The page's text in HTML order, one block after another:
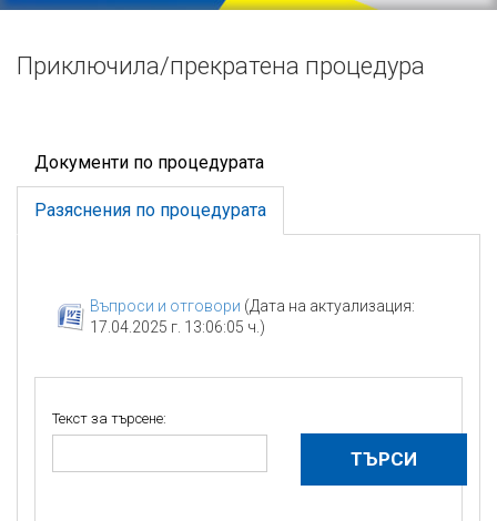
Приключилa/прекратена процедура
Документи по процедурата
Разяснения по процедурата
Въпроси и отговори (Дата на актуализация:
17.04.2025 г. 13:06:05 ч.)
Текст за търсене: